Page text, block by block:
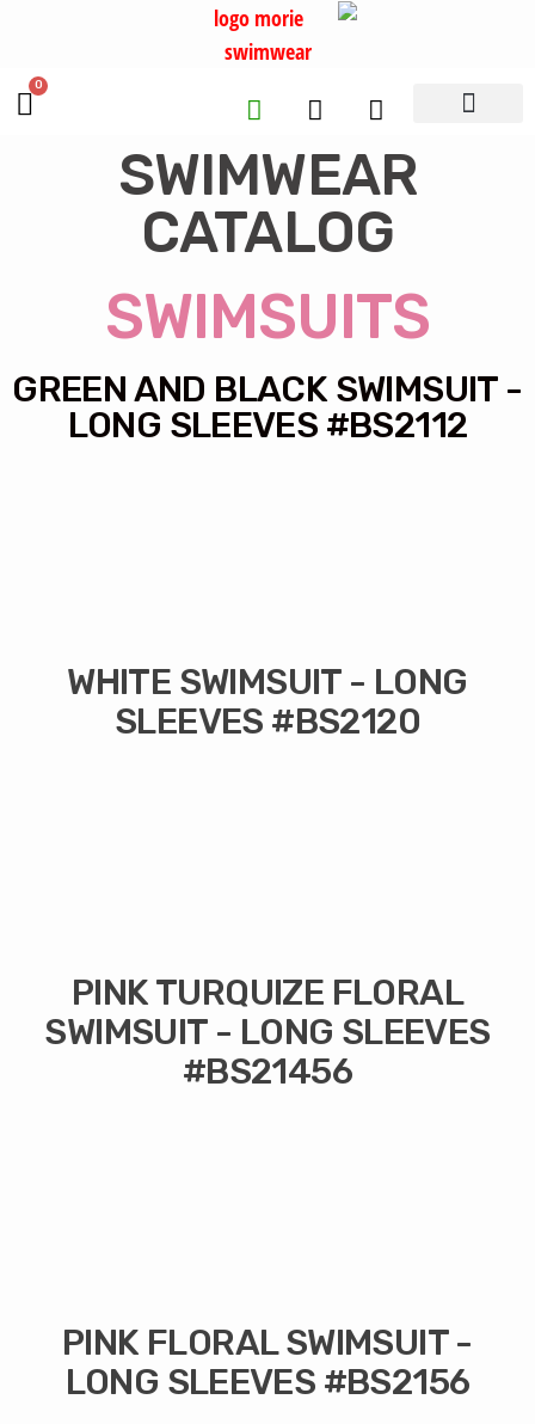
0
SWIMWEAR
CATALOG
SWIMSUITS
GREEN AND BLACK SWIMSUIT -
LONG SLEEVES #BS2112
WHITE SWIMSUIT - LONG
SLEEVES #BS2120
PINK TURQUIZE FLORAL
SWIMSUIT - LONG SLEEVES
#BS21456
PINK FLORAL SWIMSUIT -
LONG SLEEVES #BS2156